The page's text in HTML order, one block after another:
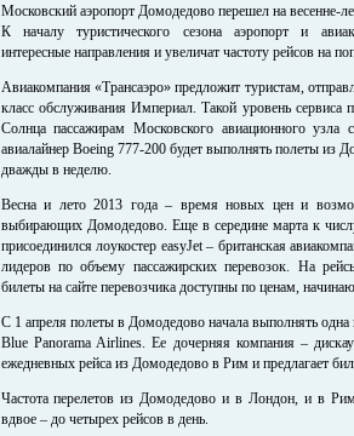
Московский аэропорт Домодедово перешел на весенне-
К началу туристического сезона аэропорт и
интересные направления и увеличат частоту рейсов на
Авиакомпания «Трансаэро» предложит туристам,
класс обслуживания Империал. Такой уровень сервиса
Солнца пассажирам Московского авиационного
авиалайнер Boeing 777-200 будет выполнять полеты из
дважды в неделю.
Весна и лето 2013 года – время новых цен и
выбирающих Домодедово. Еще в середине марта к
присоединился лоукостер easyJet – британская
лидеров по объему пассажирских перевозок. На
билеты на сайте перевозчика доступны по ценам,
С 1 апреля полеты в Домодедово начала выполнять
Blue Panorama Airlines. Ее дочерняя компания –
ежедневных рейса из Домодедово в Рим и предлагает
Частота перелетов из Домодедово и в Лондон, и в
вдвое – до четырех рейсов в день.